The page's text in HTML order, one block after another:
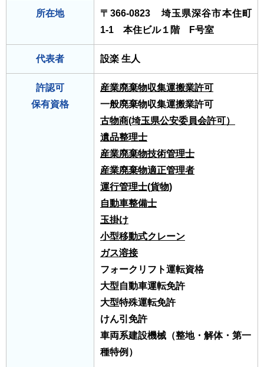
所在地
〒366-0823 埼玉県深谷市本住町
1-1 本住ビル１階 F号室
代表者 設楽 生人
許認可
保有資格
産業廃棄物収集運搬業許可
一般廃棄物収集運搬業許可
古物商(埼玉県公安委員会許可）
遺品整理士
産業廃棄物技術管理士
産業廃棄物適正管理者
運行管理士(貨物)
自動車整備士
玉掛け
小型移動式クレーン
ガス溶接
フォークリフト運転資格
大型自動車運転免許
大型特殊運転免許
けん引免許
車両系建設機械（整地・解体・第一
種特例）